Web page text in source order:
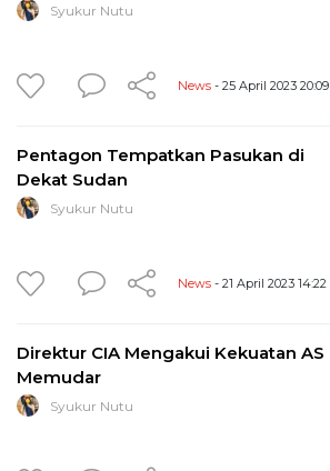
Syukur Nutu
News - 25 April 2023 20:09
Pentagon Tempatkan Pasukan di
Dekat Sudan
Syukur Nutu
News - 21 April 2023 14:22
Direktur CIA Mengakui Kekuatan AS
Memudar
Syukur Nutu